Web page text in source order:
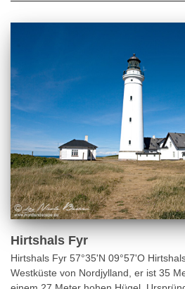
Hirtshals Fyr
Hirtshals Fyr 57°35'N 09°57'O
Westküste von Nordjylland, er ist 35